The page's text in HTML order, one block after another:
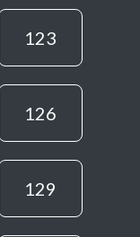
123
126
129